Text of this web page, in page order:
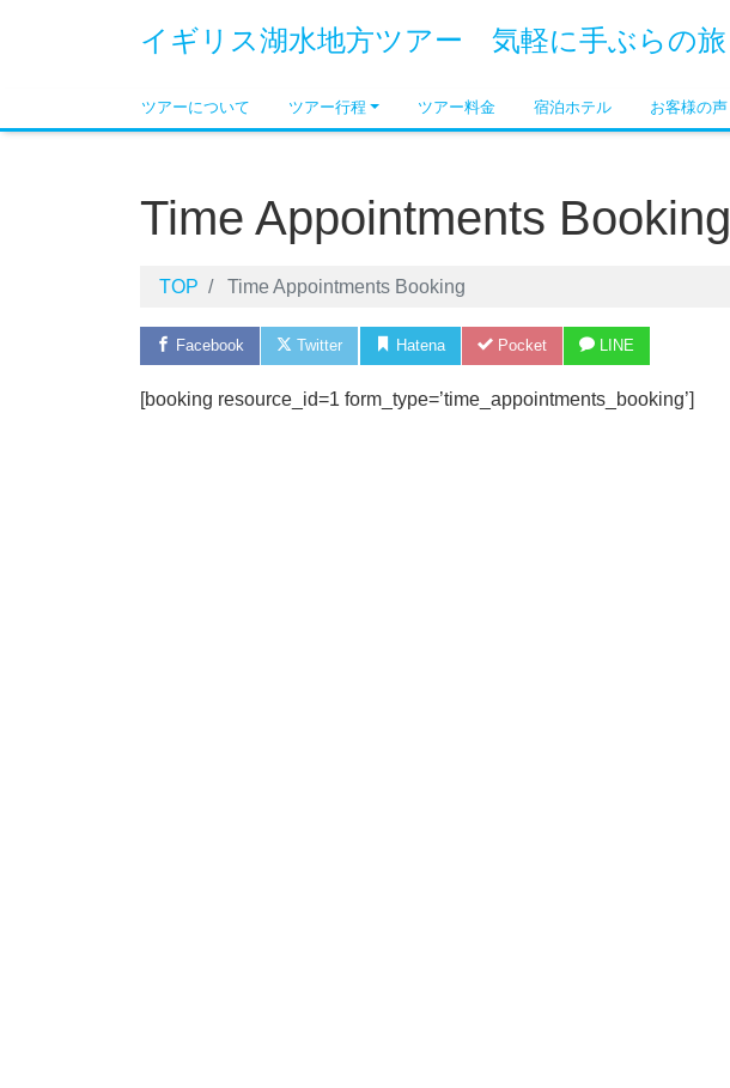
イギリス湖水地方ツアー 気軽に手ぶらの旅
ツアーについて ツアー行程 ツアー料金 宿泊ホテル お客様の声
Time Appointments Booking
TOP Time Appointments Booking
Facebook Twitter Hatena Pocket LINE
[booking resource_id=1 form_type=’time_appointments_booking’]